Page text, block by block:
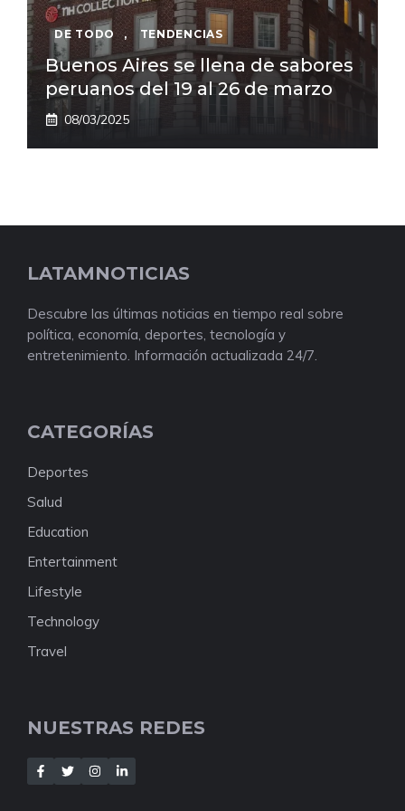
DE TODO , TENDENCIAS
Buenos Aires se llena de sabores
peruanos del 19 al 26 de marzo
08/03/2025
LATAMNOTICIAS
Descubre las últimas noticias en tiempo real sobre
política, economía, deportes, tecnología y
entretenimiento. Información actualizada 24/7.
CATEGORÍAS
Deportes
Salud
Education
Entertainment
Lifestyle
Technology
Travel
NUESTRAS REDES